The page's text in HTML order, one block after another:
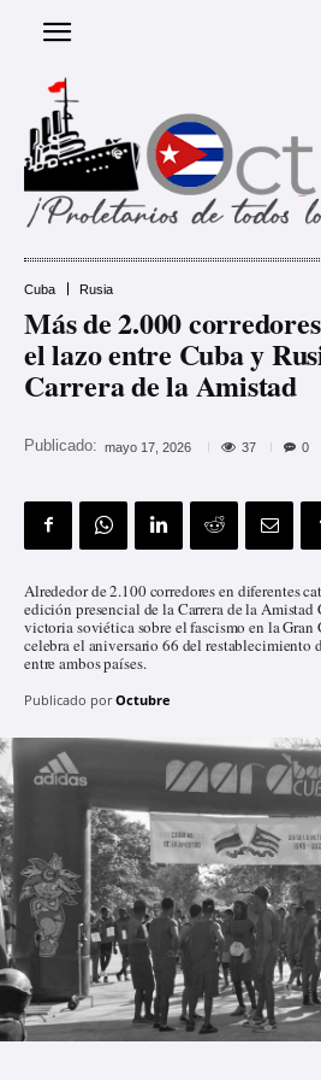
Cuba Rusia
Más de 2.000
el lazo entre Cuba y
Carrera de la Amistad
Publicado: mayo 17, 2026 37 0
Alrededor de 2.100 corredores en diferentes
edición presencial de la Carrera de la Amistad
victoria soviética sobre el fascismo en la Gran
celebra el aniversario 66 del restablecimiento
entre ambos países.
Publicado por Octubre